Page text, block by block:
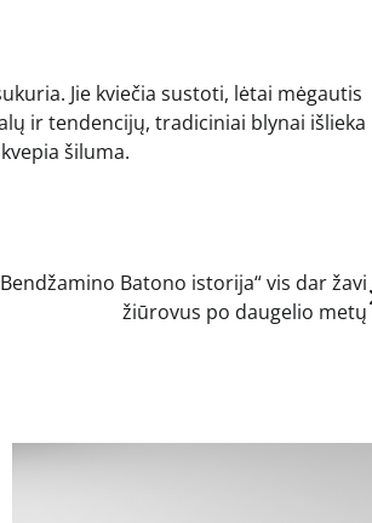
Jie kviečia sustoti, lėtai mėgautis
ir tendencijų, tradiciniai blynai išlieka
šiluma.
Batono istorija“ vis dar žavi
žiūrovus po daugelio metų